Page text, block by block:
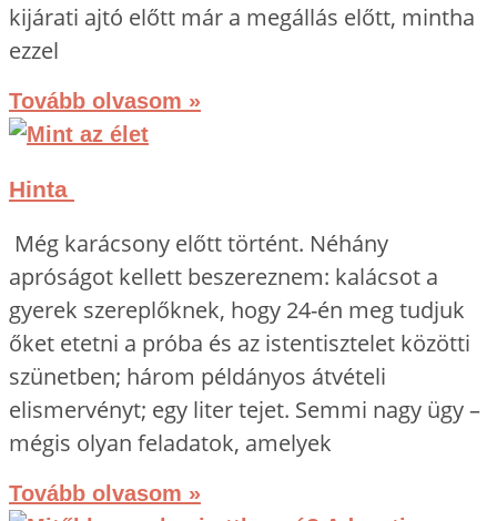
kijárati ajtó előtt már a megállás előtt, mintha
ezzel
Tovább olvasom »
Hinta
Még karácsony előtt történt. Néhány
apróságot kellett beszereznem: kalácsot a
gyerek szereplőknek, hogy 24-én meg tudjuk
őket etetni a próba és az istentisztelet közötti
szünetben; három példányos átvételi
elismervényt; egy liter tejet. Semmi nagy ügy –
mégis olyan feladatok, amelyek
Tovább olvasom »